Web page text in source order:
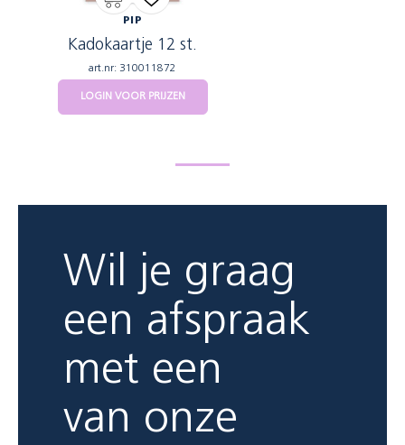
PIP
Kadokaartje 12 st.
art.nr: 310011872
LOGIN VOOR PRIJZEN
Wil je graag
een afspraak
met een
van onze